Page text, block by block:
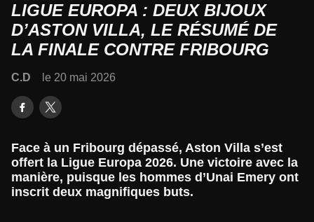
LIGUE EUROPA : DEUX BIJOUX
D’ASTON VILLA, LE RÉSUMÉ DE
LA FINALE CONTRE FRIBOURG
C.D le 20 mai 2026
Face à un Fribourg dépassé, Aston Villa s’est
offert la Ligue Europa 2026. Une victoire avec la
manière, puisque les hommes d’Unai Emery ont
inscrit deux magnifiques buts.